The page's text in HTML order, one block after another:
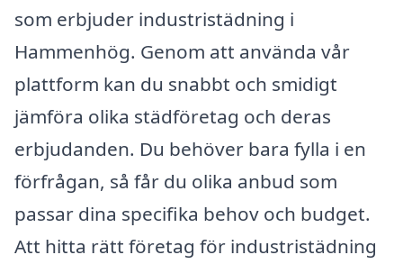
som erbjuder industristädning i
Hammenhög. Genom att använda vår
plattform kan du snabbt och smidigt
jämföra olika städföretag och deras
erbjudanden. Du behöver bara fylla i en
förfrågan, så får du olika anbud som
passar dina specifika behov och budget.
Att hitta rätt företag för industristädning